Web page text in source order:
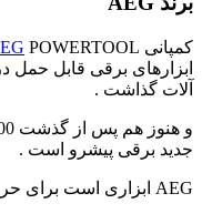
کمپانی
ابزارهای برقی قابل حمل
آلات گذاشت .
جدید برقی پیشرو است .
AEG ابزاری است برای حرفه ای ها .